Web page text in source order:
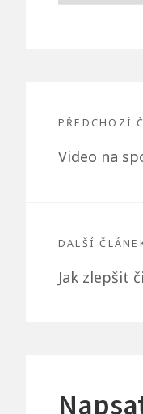
proPŘEDCHOZÍ
Předchozí
Video na
DALŠÍ
Další
Jak zlepšit